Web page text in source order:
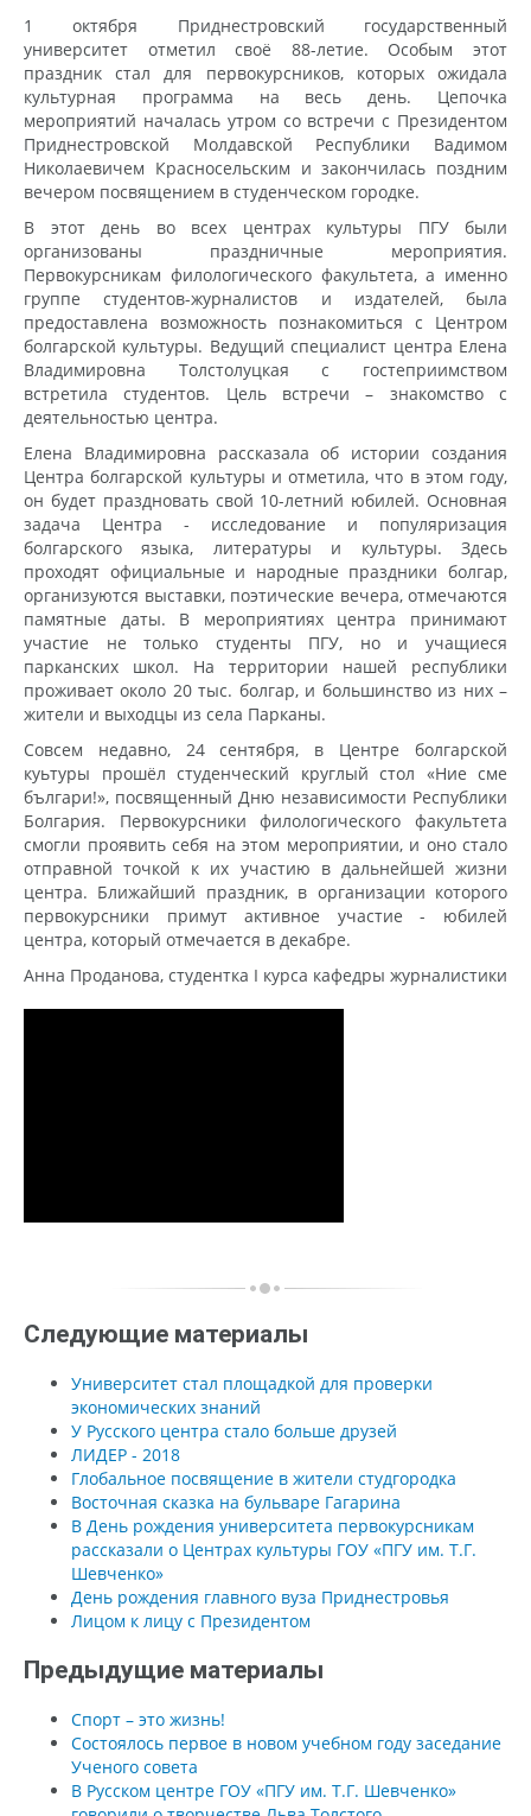
1 октября Приднестровский государственный
университет отметил своё 88-летие. Особым этот
праздник стал для первокурсников, которых ожидала
культурная программа на весь день. Цепочка
мероприятий началась утром со встречи с Президентом
Приднестровской Молдавской Республики Вадимом
Николаевичем Красносельским и закончилась поздним
вечером посвящением в студенческом городке.
В этот день во всех центрах культуры ПГУ были
организованы праздничные мероприятия.
Первокурсникам филологического факультета, а именно
группе студентов-журналистов и издателей, была
предоставлена возможность познакомиться с Центром
болгарской культуры. Ведущий специалист центра Елена
Владимировна Толстолуцкая с гостеприимством
встретила студентов. Цель встречи – знакомство с
деятельностью центра.
Елена Владимировна рассказала об истории создания
Центра болгарской культуры и отметила, что в этом году,
он будет праздновать свой 10-летний юбилей. Основная
задача Центра - исследование и популяризация
болгарского языка, литературы и культуры. Здесь
проходят официальные и народные праздники болгар,
организуются выставки, поэтические вечера, отмечаются
памятные даты. В мероприятиях центра принимают
участие не только студенты ПГУ, но и учащиеся
парканских школ. На территории нашей республики
проживает около 20 тыс. болгар, и большинство из них –
жители и выходцы из села Парканы.
Совсем недавно, 24 сентября, в Центре болгарской
куьтуры прошёл студенческий круглый стол «Ние сме
българи!», посвященный Дню независимости Республики
Болгария. Первокурсники филологического факультета
смогли проявить себя на этом мероприятии, и оно стало
отправной точкой к их участию в дальнейшей жизни
центра. Ближайший праздник, в организации которого
первокурсники примут активное участие - юбилей
центра, который отмечается в декабре.
Анна Проданова, студентка I курса кафедры журналистики
Следующие материалы
Университет стал площадкой для проверки
экономических знаний
У Русского центра стало больше друзей
ЛИДЕР - 2018
Глобальное посвящение в жители студгородка
Восточная сказка на бульваре Гагарина
В День рождения университета первокурсникам
рассказали о Центрах культуры ГОУ «ПГУ им. Т.Г.
Шевченко»
День рождения главного вуза Приднестровья
Лицом к лицу с Президентом
Предыдущие материалы
Спорт – это жизнь!
Состоялось первое в новом учебном году заседание
Ученого совета
В Русском центре ГОУ «ПГУ им. Т.Г. Шевченко»